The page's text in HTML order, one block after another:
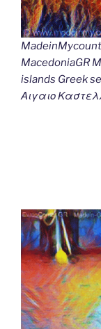
MacedoniaGR
islands Greek
Αιγαιο